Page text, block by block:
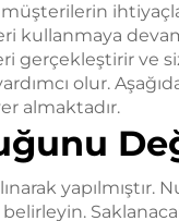
kullanmaya
gerçekleştirir ve
olur.
almaktadır.
yapılmıştır.
belirleyin.